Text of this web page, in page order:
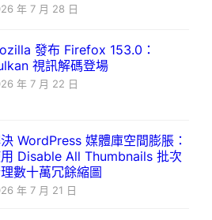
年 7 月 28 日
發布 Firefox 153.0：
視訊解碼登場
年 7 月 22 日
WordPress 媒體庫空間膨脹：
Disable All Thumbnails 批次
數十萬冗餘縮圖
年 7 月 21 日